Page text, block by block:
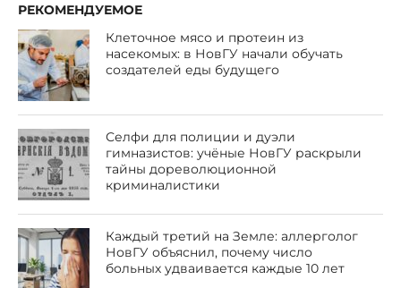
РЕКОМЕНДУЕМОЕ
Клеточное мясо и протеин из
насекомых: в НовГУ начали обучать
создателей еды будущего
Селфи для полиции и дуэли
гимназистов: учёные НовГУ раскрыли
тайны дореволюционной
криминалистики
Каждый третий на Земле: аллерголог
НовГУ объяснил, почему число
больных удваивается каждые 10 лет